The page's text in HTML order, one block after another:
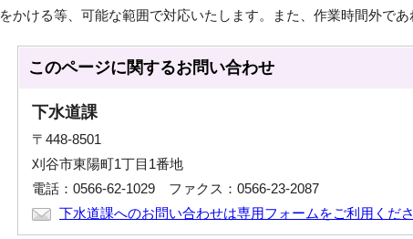
をかける等、可能な範囲で対応いたします。また、作業時間外で
このページに関するお問い合わせ
下水道課
〒448-8501
刈谷市東陽町1丁目1番地
電話：0566-62-1029 ファクス：0566-23-2087
下水道課へのお問い合わせは専用フォームをご利用くだ